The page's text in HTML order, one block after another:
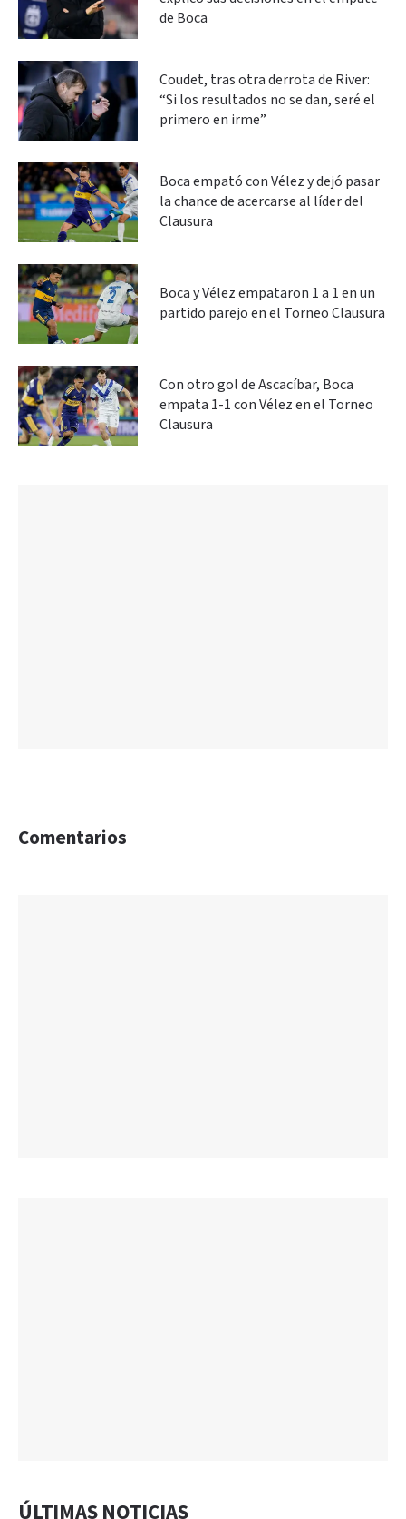
de Boca
Coudet, tras otra derrota de River:
“Si los resultados no se dan, seré el
primero en irme”
Boca empató con Vélez y dejó pasar
la chance de acercarse al líder del
Clausura
Boca y Vélez empataron 1 a 1 en un
partido parejo en el Torneo Clausura
Con otro gol de Ascacíbar, Boca
empata 1-1 con Vélez en el Torneo
Clausura
Comentarios
ÚLTIMAS NOTICIAS